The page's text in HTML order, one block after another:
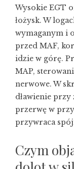
Wysokie EGT
łożysk. W
wymaganym i
przed MAF,
idzie w górę.
MAP,
nerwowe. W
dławienie przy
przerwę w
przywraca
Czym